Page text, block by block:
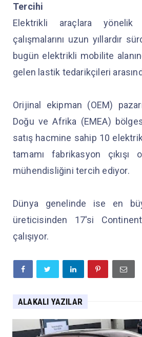
Tercihi
Elektrikli araçlara
çalışmalarını uzun yıllardır
bugün elektrikli mobilite
gelen lastik tedarikçileri
Orijinal ekipman (OEM)
Doğu ve Afrika (EMEA)
satış hacmine sahip 10
tamamı fabrikasyon çıkışı
mühendisliğini tercih ediyor.
Dünya genelinde ise en
üreticisinden 17'si
çalışıyor.
ALAKALI YAZILAR